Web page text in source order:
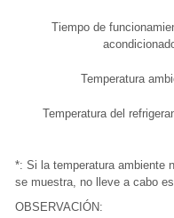
Tiempo de
Temperatura
Temperatura del
*: Si la temperatura ambiente
se muestra, no lleve a cabo
OBSERVACIÓN: